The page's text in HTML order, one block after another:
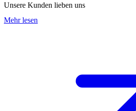
Unsere Kunden lieben uns
Mehr lesen